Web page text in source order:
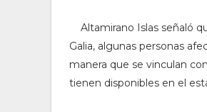
Altamirano Islas señaló
Galia, algunas personas
manera que se vinculan
tienen disponibles en el